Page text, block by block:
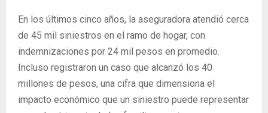
En los últimos cinco años, la aseguradora atendió cerca
de 45 mil siniestros en el ramo de hogar, con
indemnizaciones por 24 mil pesos en promedio.
Incluso registraron un caso que alcanzó los 40
millones de pesos, una cifra que dimensiona el
impacto económico que un siniestro puede representar